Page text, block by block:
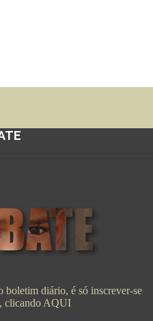
boletim diário, é só inscrever-se
clicando AQUI